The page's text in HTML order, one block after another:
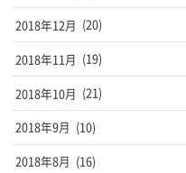
2018年12月 (20)
2018年11月 (19)
2018年10月 (21)
2018年9月 (10)
2018年8月 (16)